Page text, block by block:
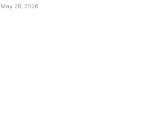
May 28, 2026